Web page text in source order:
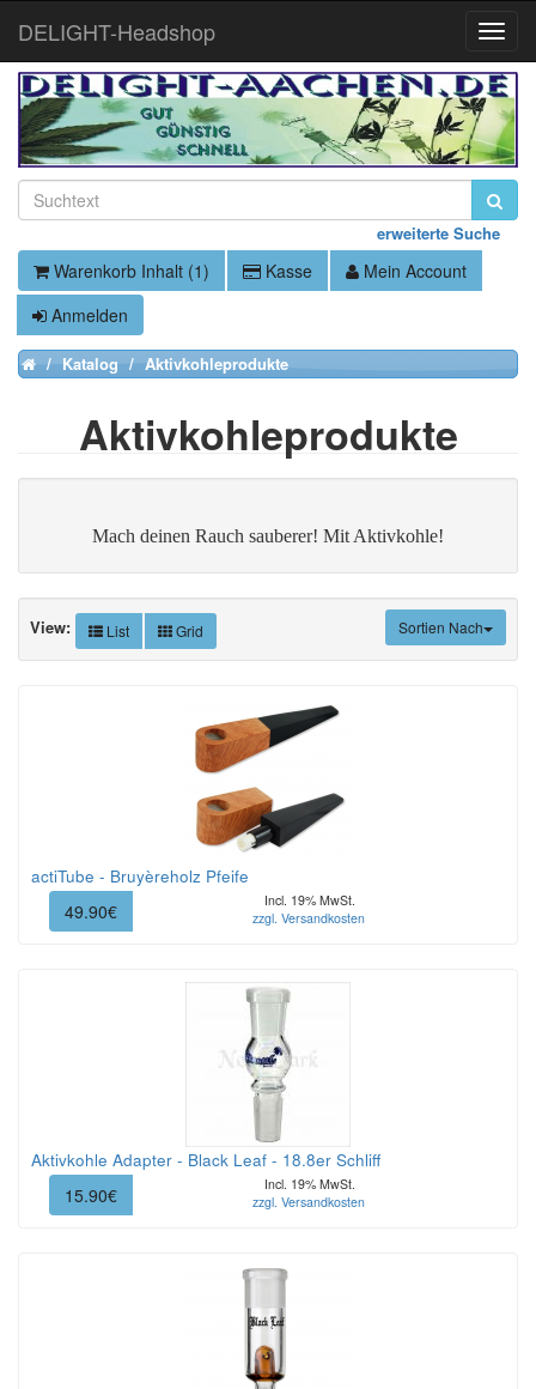
erweiterte Suche
Warenkorb Inhalt (1) Kasse
Mein Account
Anmelden
HomeKatalog Aktivkohleprodukte
Aktivkohleprodukte
Mach deinen Rauch sauberer! Mit Aktivkohle!
Sortien Nach
View: List Grid
actiTube - Bruyèreholz Pfeife
49.90€
Incl. 19% MwSt.
zzgl. Versandkosten
Aktivkohle Adapter - Black Leaf - 18.8er Schliff
15.90€
Incl. 19% MwSt.
zzgl. Versandkosten
Toggle
DELIGHT-Headshop